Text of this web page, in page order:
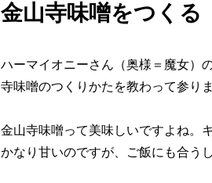
金山寺味噌をつくる
ハーマイオニーさん（奥様＝魔女）
寺味噌のつくりかたを教わって参り
金山寺味噌って美味しいですよね。
かなり甘いのですが、ご飯にも合う